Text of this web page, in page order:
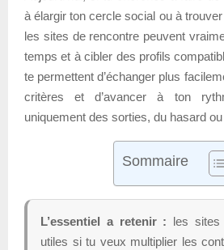
à élargir ton cercle social ou à
les sites de rencontre peuvent
temps et à cibler des profils
te permettent d’échanger plus
critères et d’avancer à ton
uniquement des sorties, du hasard
Sommaire
L’essentiel a retenir : les sites
utiles si tu veux multiplier les